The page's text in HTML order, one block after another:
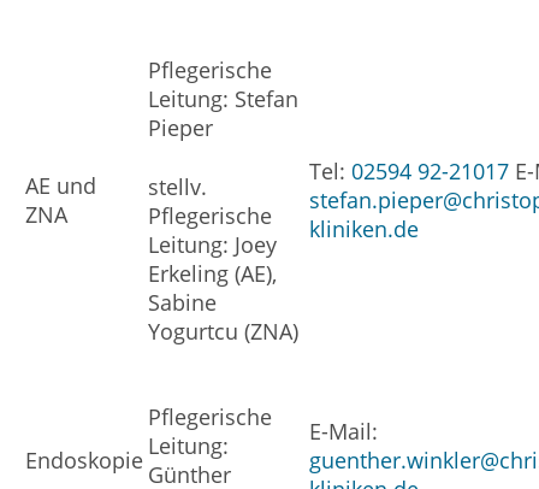
AE und
ZNA
Pflegerische
Leitung: Stefan
Pieper
stellv.
Pflegerische
Leitung: Joey
Erkeling (AE),
Sabine
Yogurtcu (ZNA)
Tel: 02594 92-21017
kliniken.de
Endoskopie
Pflegerische
Leitung:
Günther
E-Mail: